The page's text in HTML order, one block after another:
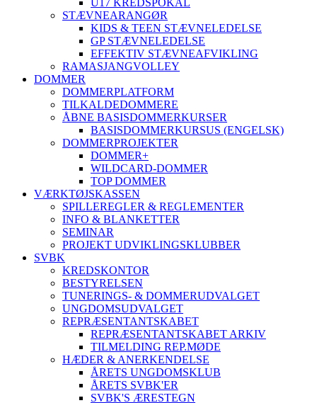
U17 KREDSPOKAL
STÆVNEARANGØR
KIDS & TEEN STÆVNELEDELSE
GP STÆVNELEDELSE
EFFEKTIV STÆVNEAFVIKLING
RAMASJANGVOLLEY
DOMMER
DOMMERPLATFORM
TILKALDEDOMMERE
ÅBNE BASISDOMMERKURSER
BASISDOMMERKURSUS (ENGELSK)
DOMMERPROJEKTER
DOMMER+
WILDCARD-DOMMER
TOP DOMMER
VÆRKTØJSKASSEN
SPILLEREGLER & REGLEMENTER
INFO & BLANKETTER
SEMINAR
PROJEKT UDVIKLINGSKLUBBER
SVBK
KREDSKONTOR
BESTYRELSEN
TUNERINGS- & DOMMERUDVALGET
UNGDOMSUDVALGET
REPRÆSENTANTSKABET
REPRÆSENTANTSKABET ARKIV
TILMELDING REP.MØDE
HÆDER & ANERKENDELSE
ÅRETS UNGDOMSKLUB
ÅRETS SVBK'ER
SVBK'S ÆRESTEGN